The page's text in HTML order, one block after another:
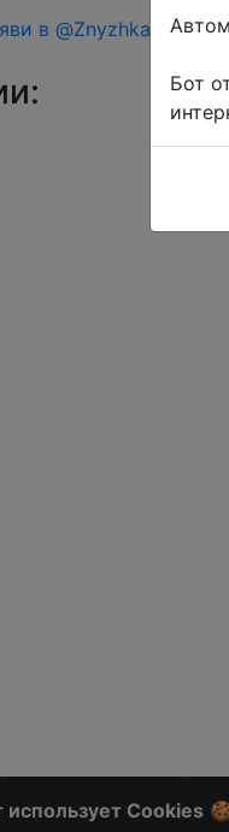
в @ZnyzhkaUA
использует Cookies🍪
Бот